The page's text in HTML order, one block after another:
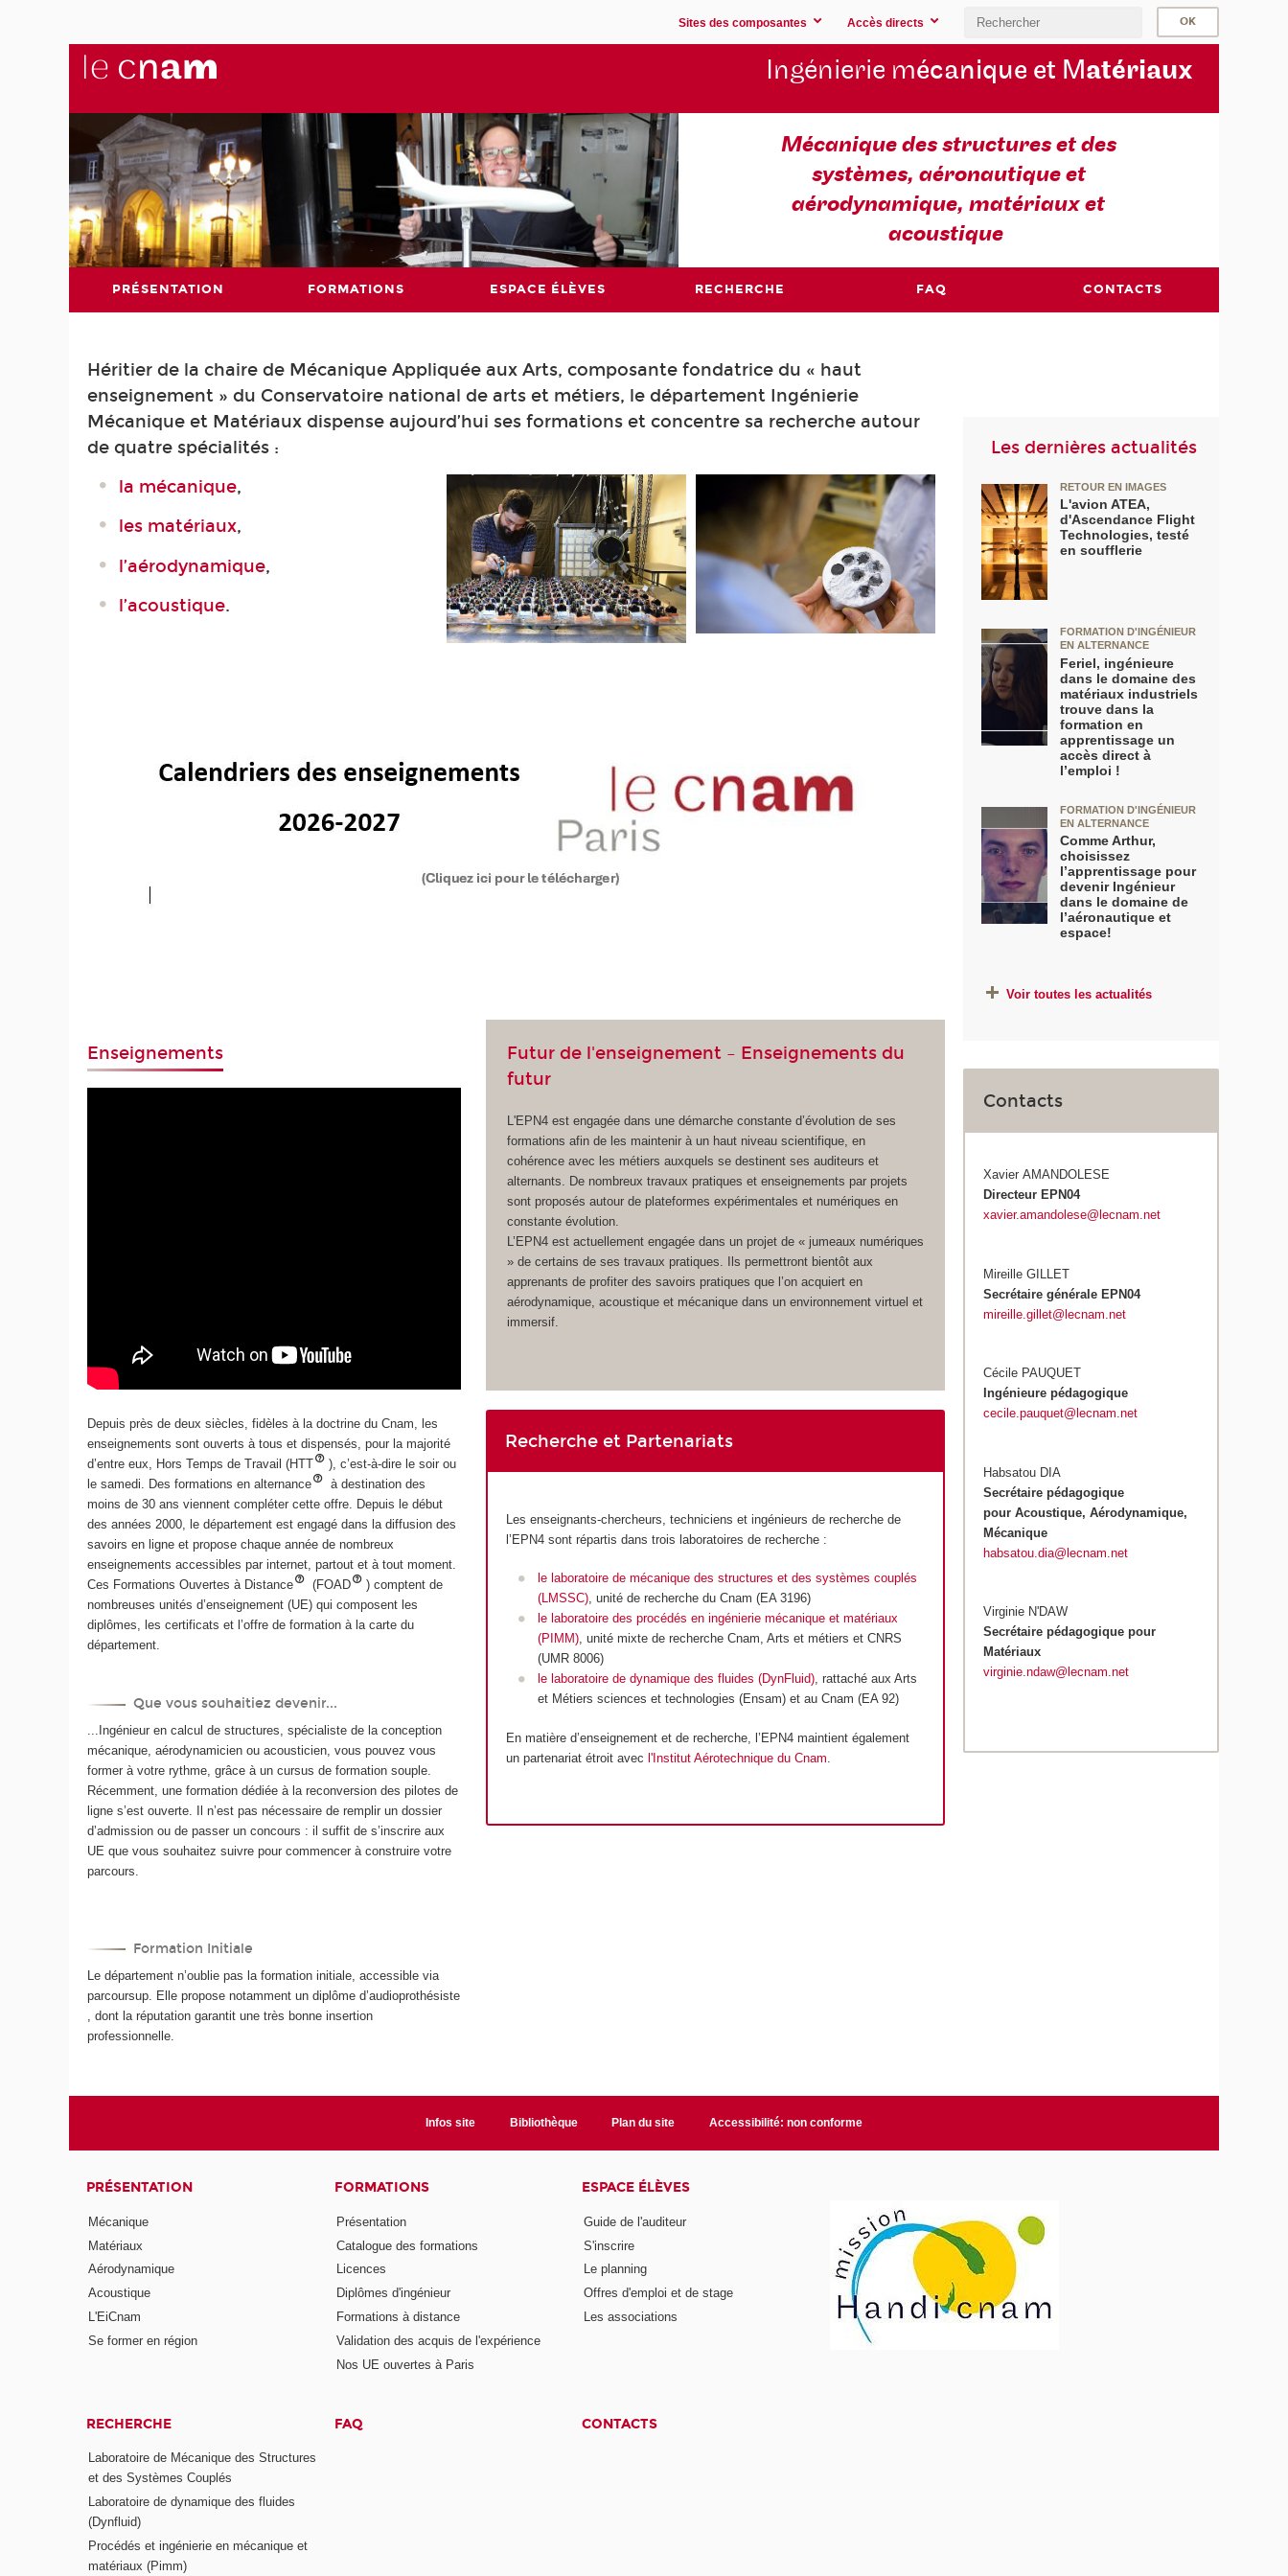
Sites des composantes Accès directs
Ingénierie mécanique et Matériaux
Mécanique des structures et des
systèmes, aéronautique et
aérodynamique, matériaux et
acoustique
PRÉSENTATION FORMATIONS ESPACE ÉLÈVES RECHERCHE FAQ CONTACTS
Héritier de la chaire de Mécanique Appliquée aux Arts, composante fondatrice du « haut
enseignement » du Conservatoire national de arts et métiers, le département Ingénierie
Mécanique et Matériaux dispense aujourd’hui ses formations et concentre sa recherche autour
de quatre spécialités :
la mécanique,
les matériaux,
l’aérodynamique,
l’acoustique.
Enseignements
Depuis près de deux siècles, fidèles à la doctrine du Cnam, les
enseignements sont ouverts à tous et dispensés, pour la majorité
d’entre eux, Hors Temps de Travail (HTT
), c’est-à-dire le soir ou
le samedi. Des formations en alternance
à destination des
moins de 30 ans viennent compléter cette offre. Depuis le début
des années 2000, le département est engagé dans la diffusion des
savoirs en ligne et propose chaque année de nombreux
enseignements accessibles par internet, partout et à tout moment.
Ces Formations Ouvertes à Distance
(FOAD
) comptent de
nombreuses unités d’enseignement (UE) qui composent les
diplômes, les certificats et l’offre de formation à la carte du
département.
Que vous souhaitiez devenir...
...Ingénieur en calcul de structures, spécialiste de la conception
mécanique, aérodynamicien ou acousticien, vous pouvez vous
former à votre rythme, grâce à un cursus de formation souple.
Récemment, une formation dédiée à la reconversion des pilotes de
ligne s’est ouverte. Il n’est pas nécessaire de remplir un dossier
d’admission ou de passer un concours : il suffit de s’inscrire aux
UE que vous souhaitez suivre pour commencer à construire votre
parcours.
Formation Initiale
Le département n’oublie pas la formation initiale, accessible via
parcoursup. Elle propose notamment un diplôme d’audioprothésiste
, dont la réputation garantit une très bonne insertion
professionnelle.
Futur de l'enseignement – Enseignements du
futur
L'EPN4 est engagée dans une démarche constante d’évolution de ses
formations afin de les maintenir à un haut niveau scientifique, en
cohérence avec les métiers auxquels se destinent ses auditeurs et
alternants. De nombreux travaux pratiques et enseignements par projets
sont proposés autour de plateformes expérimentales et numériques en
constante évolution.
L’EPN4 est actuellement engagée dans un projet de « jumeaux numériques
» de certains de ses travaux pratiques. Ils permettront bientôt aux
apprenants de profiter des savoirs pratiques que l’on acquiert en
aérodynamique, acoustique et mécanique dans un environnement virtuel et
immersif.
Recherche et Partenariats
Les enseignants-chercheurs, techniciens et ingénieurs de recherche de
l’EPN4 sont répartis dans trois laboratoires de recherche :
le laboratoire de mécanique des structures et des systèmes couplés
(LMSSC), unité de recherche du Cnam (EA 3196)
le laboratoire des procédés en ingénierie mécanique et matériaux
(PIMM), unité mixte de recherche Cnam, Arts et métiers et CNRS
(UMR 8006)
le laboratoire de dynamique des fluides (DynFluid), rattaché aux Arts
et Métiers sciences et technologies (Ensam) et au Cnam (EA 92)
En matière d’enseignement et de recherche, l’EPN4 maintient également
un partenariat étroit avecl'Institut Aérotechnique du Cnam
Les dernières actualités
RETOUR EN IMAGES
L'avion ATEA,
d'Ascendance Flight
Technologies, testé
en soufflerie
FORMATION D'INGÉNIEUR
EN ALTERNANCE
Feriel, ingénieure
dans le domaine des
matériaux industriels
trouve dans la
formation en
apprentissage un
accès direct à
l’emploi !
FORMATION D'INGÉNIEUR
EN ALTERNANCE
Comme Arthur,
choisissez
l’apprentissage pour
devenir Ingénieur
dans le domaine de
l’aéronautique et
espace!
Voir toutes les actualités
Contacts
Xavier AMANDOLESE
Directeur EPN04
xavier.amandolese@lecnam.net
Mireille GILLET
Secrétaire générale EPN04
mireille.gillet@lecnam.net
Cécile PAUQUET
Ingénieure pédagogique
cecile.pauquet@lecnam.net
Habsatou DIA
Secrétaire pédagogique
pour Acoustique, Aérodynamique,
Mécanique
habsatou.dia@lecnam.net
Virginie N'DAW
Secrétaire pédagogique pour
Matériaux
virginie.ndaw@lecnam.net
Infos site Bibliothèque Plan du site Accessibilité: non conforme
PRÉSENTATION
Mécanique
Matériaux
Aérodynamique
Acoustique
L'EiCnam
Se former en région
FORMATIONS
Présentation
Catalogue des formations
Licences
Diplômes d'ingénieur
Formations à distance
Validation des acquis de l'expérience
Nos UE ouvertes à Paris
ESPACE ÉLÈVES
Guide de l'auditeur
S'inscrire
Le planning
Offres d'emploi et de stage
Les associations
RECHERCHE
Laboratoire de Mécanique des Structures
et des Systèmes Couplés
Laboratoire de dynamique des fluides
(Dynfluid)
Procédés et ingénierie en mécanique et
matériaux (Pimm)
FAQ CONTACTS